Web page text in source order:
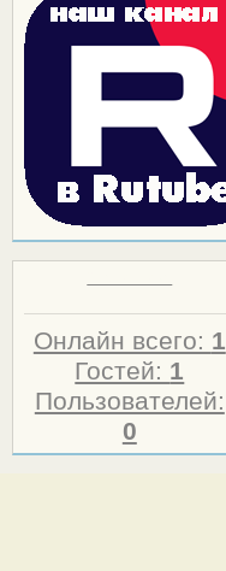
Онлайн всего: 1
Гостей: 1
Пользователей:
0